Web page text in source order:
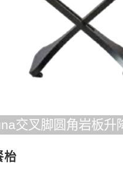
交叉脚圆角岩板升
枱